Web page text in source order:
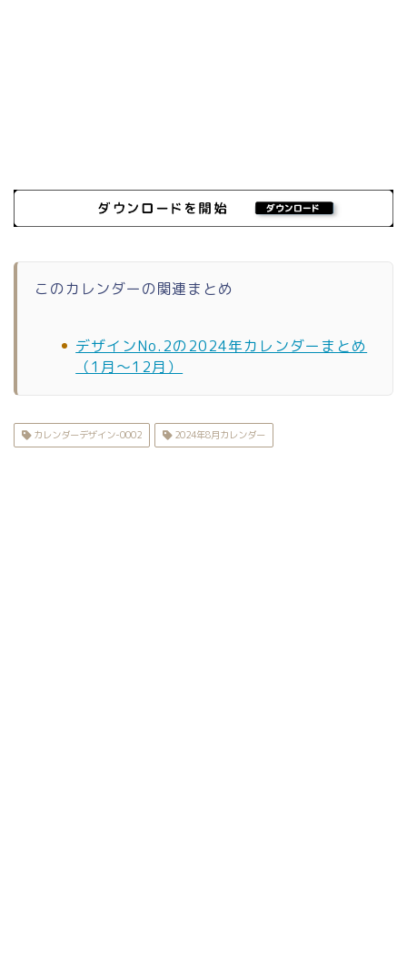
このカレンダーの関連まとめ
デザインNo.2の2024年カレンダーまとめ
（1月〜12月）
カレンダーデザイン-0002 2024年8月カレンダー